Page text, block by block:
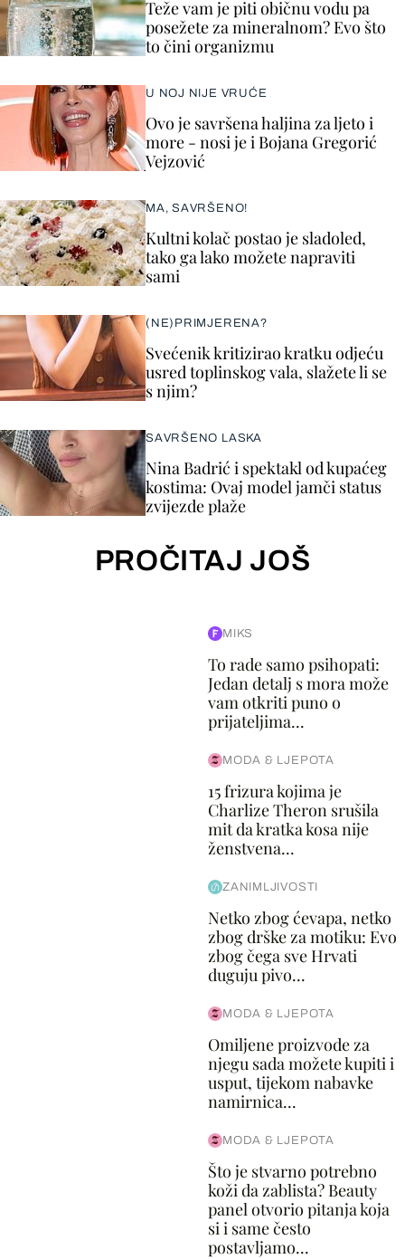
Teže vam je piti običnu vodu pa
posežete za mineralnom? Evo što
to čini organizmu
U NOJ NIJE VRUĆE
Ovo je savršena haljina za ljeto i
more - nosi je i Bojana Gregorić
Vejzović
MA, SAVRŠENO!
Kultni kolač postao je sladoled,
tako ga lako možete napraviti
sami
(NE)PRIMJERENA?
Svećenik kritizirao kratku odjeću
usred toplinskog vala, slažete li se
s njim?
SAVRŠENO LASKA
Nina Badrić i spektakl od kupaćeg
kostima: Ovaj model jamči status
zvijezde plaže
PROČITAJ JOŠ
MIKS
To rade samo psihopati:
Jedan detalj s mora može
vam otkriti puno o
prijateljima...
MODA & LJEPOTA
15 frizura kojima je
Charlize Theron srušila
mit da kratka kosa nije
ženstvena...
ZANIMLJIVOSTI
Netko zbog ćevapa, netko
zbog drške za motiku: Evo
zbog čega sve Hrvati
duguju pivo...
MODA & LJEPOTA
Omiljene proizvode za
njegu sada možete kupiti i
usput, tijekom nabavke
namirnica...
MODA & LJEPOTA
Što je stvarno potrebno
koži da zablista? Beauty
panel otvorio pitanja koja
si i same često
postavljamo...